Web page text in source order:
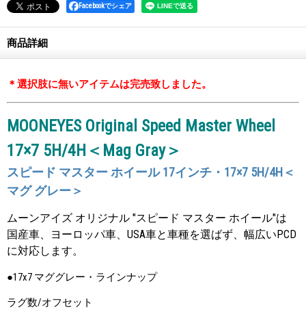
Facebookでシェア
商品詳細
＊選択肢に無いアイテムは完売致しました。
MOONEYES Original Speed Master Wheel
17×7 5H/4H＜Mag Gray＞
スピード マスター ホイール 17インチ・17×7 5H/4H＜
マグ グレー＞
ムーンアイズ オリジナル "スピード マスター ホイール"は
国産車、ヨーロッパ車、USA車と車種を選ばず、幅広いPCD
に対応します。
●17x7 マググレー・ラインナップ
ラグ数/オフセット